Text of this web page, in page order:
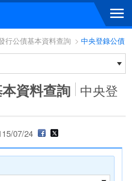
行公債基本資料查詢 > 中央登錄公債
資料查詢 中央登
07/24